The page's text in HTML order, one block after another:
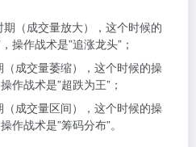
（成交量放大），这个时候的
操作战术是”追涨龙头”；
成交量萎缩），这个时候的操
作战术是”超跌为王”；
成交量区间），这个时候的操
作战术是”筹码分布”。